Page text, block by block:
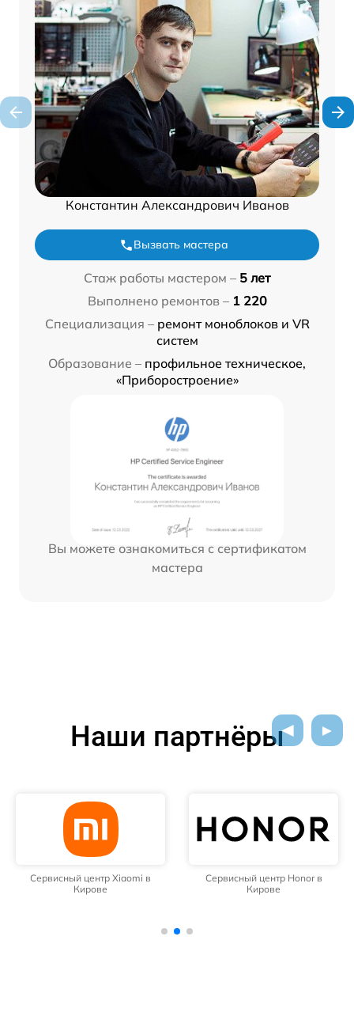
Константин Александрович Иванов
Вызвать мастера
Стаж работы мастером – 5 лет
Выполнено ремонтов – 1 220
Специализация – ремонт моноблоков и VR
систем
Образование – профильное техническое,
«Приборостроение»
Вы можете ознакомиться с сертификатом
мастера
Наши партнёры
Сервисный центр Xiaomi в
Кирове
Сервисный центр Honor в
Кирове